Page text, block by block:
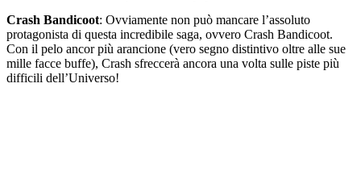
Crash Bandicoot: Ovviamente non può mancare l’assoluto
protagonista di questa incredibile saga, ovvero Crash Bandicoot.
Con il pelo ancor più arancione (vero segno distintivo oltre alle sue
mille facce buffe), Crash sfreccerà ancora una volta sulle piste più
difficili dell’Universo!